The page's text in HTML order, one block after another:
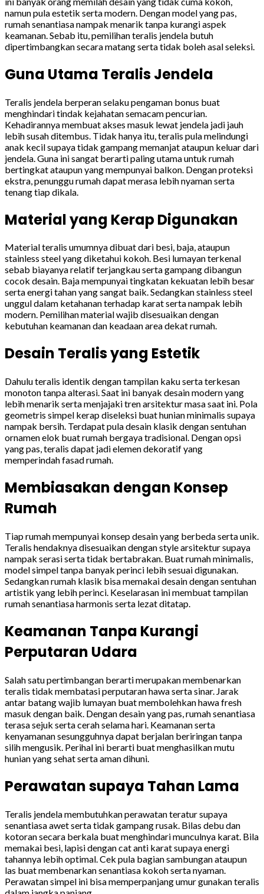
namun pula estetik serta modern. Dengan model yang pas,
rumah senantiasa nampak menarik tanpa kurangi aspek
keamanan. Sebab itu, pemilihan teralis jendela butuh
dipertimbangkan secara matang serta tidak boleh asal seleksi.
Guna Utama Teralis Jendela
Teralis jendela berperan selaku pengaman bonus buat
menghindari tindak kejahatan semacam pencurian.
Kehadirannya membuat akses masuk lewat jendela jadi jauh
lebih susah ditembus. Tidak hanya itu, teralis pula melindungi
anak kecil supaya tidak gampang memanjat ataupun keluar dari
jendela. Guna ini sangat berarti paling utama untuk rumah
bertingkat ataupun yang mempunyai balkon. Dengan proteksi
ekstra, penunggu rumah dapat merasa lebih nyaman serta
tenang tiap dikala.
Material yang Kerap Digunakan
Material teralis umumnya dibuat dari besi, baja, ataupun
stainless steel yang diketahui kokoh. Besi lumayan terkenal
sebab biayanya relatif terjangkau serta gampang dibangun
cocok desain. Baja mempunyai tingkatan kekuatan lebih besar
serta energi tahan yang sangat baik. Sedangkan stainless steel
unggul dalam ketahanan terhadap karat serta nampak lebih
modern. Pemilihan material wajib disesuaikan dengan
kebutuhan keamanan dan keadaan area dekat rumah.
Desain Teralis yang Estetik
Dahulu teralis identik dengan tampilan kaku serta terkesan
monoton tanpa alterasi. Saat ini banyak desain modern yang
lebih menarik serta menjajaki tren arsitektur masa saat ini. Pola
geometris simpel kerap diseleksi buat hunian minimalis supaya
nampak bersih. Terdapat pula desain klasik dengan sentuhan
ornamen elok buat rumah bergaya tradisional. Dengan opsi
yang pas, teralis dapat jadi elemen dekoratif yang
memperindah fasad rumah.
Membiasakan dengan Konsep
Rumah
Tiap rumah mempunyai konsep desain yang berbeda serta unik.
Teralis hendaknya disesuaikan dengan style arsitektur supaya
nampak serasi serta tidak bertabrakan. Buat rumah minimalis,
model simpel tanpa banyak perinci lebih sesuai digunakan.
Sedangkan rumah klasik bisa memakai desain dengan sentuhan
artistik yang lebih perinci. Keselarasan ini membuat tampilan
rumah senantiasa harmonis serta lezat ditatap.
Keamanan Tanpa Kurangi
Perputaran Udara
Salah satu pertimbangan berarti merupakan membenarkan
teralis tidak membatasi perputaran hawa serta sinar. Jarak
antar batang wajib lumayan buat membolehkan hawa fresh
masuk dengan baik. Dengan desain yang pas, rumah senantiasa
terasa sejuk serta cerah selama hari. Keamanan serta
kenyamanan sesungguhnya dapat berjalan beriringan tanpa
silih mengusik. Perihal ini berarti buat menghasilkan mutu
hunian yang sehat serta aman dihuni.
Perawatan supaya Tahan Lama
Teralis jendela membutuhkan perawatan teratur supaya
senantiasa awet serta tidak gampang rusak. Bilas debu dan
kotoran secara berkala buat menghindari munculnya karat. Bila
memakai besi, lapisi dengan cat anti karat supaya energi
tahannya lebih optimal. Cek pula bagian sambungan ataupun
las buat membenarkan senantiasa kokoh serta nyaman.
Perawatan simpel ini bisa memperpanjang umur gunakan teralis